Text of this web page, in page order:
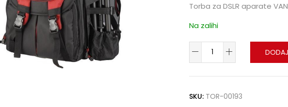
Torba za DSLR aparate
Na zalihi
SKU: TOR-00193